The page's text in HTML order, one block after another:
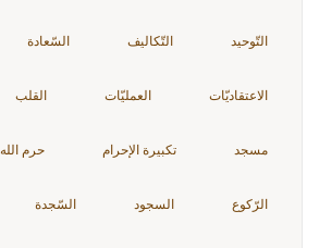
التّوحيد التّكاليف السّعادة
الاعتقاديّات العمليّات القلب
مسجد تكبيرة الإحرام حرم الله
الرّكوع السجود السّجدة